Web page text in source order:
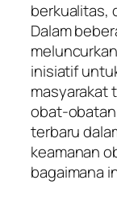
berkualitas,
Dalam
inisiatif
masyarakat
obat-
terbaru
keamanan
bagaimana